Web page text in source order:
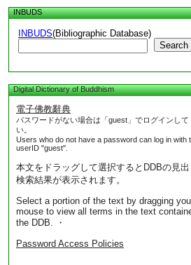
INBUDS
INBUDS(Bibliographic Database)
Search
Digital Dictionary of Buddhism
電子佛教辭典
パスワードがない場合は「guest」でログインして
い。
Users who do not have a password can log in with
userID "guest".
本文をドラッグして選択するとDDBの見
検索結果が表示されます。
Select a portion of the text by dragging
mouse to view all terms in the text
the DDB. ・
Password Access Policies